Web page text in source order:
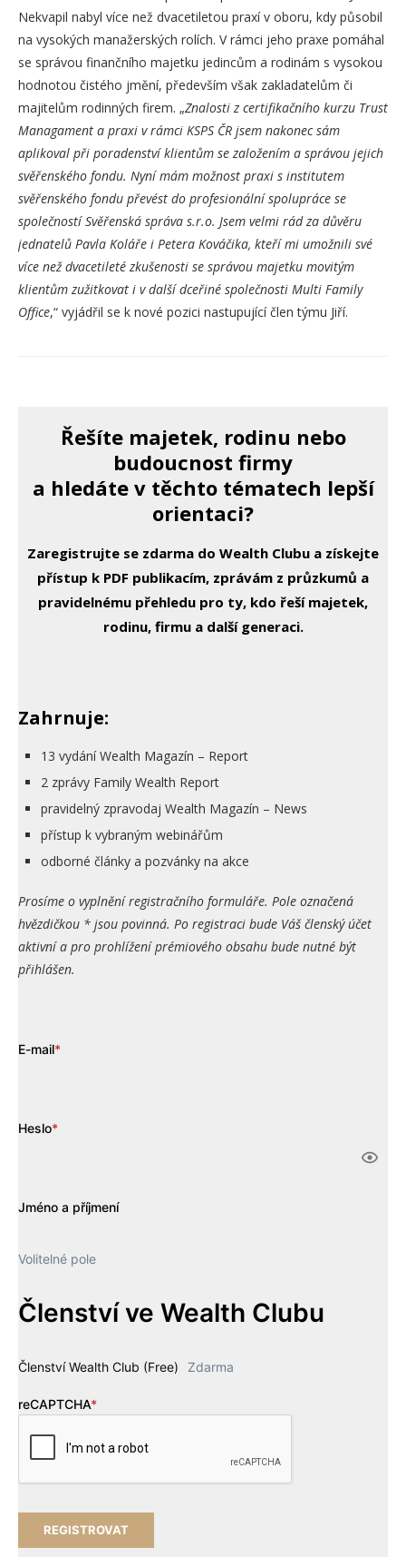
Nekvapil nabyl více než dvacetiletou praxí v oboru, kdy působil
na vysokých manažerských rolích. V rámci jeho praxe pomáhal
se správou finančního majetku jedincům a rodinám s vysokou
hodnotou čistého jmění, především však zakladatelům či
majitelům rodinných firem. „Znalosti z certifikačního kurzu Trust
Managament a praxi v rámci KSPS ČR jsem nakonec sám
aplikoval při poradenství klientům se založením a správou jejich
svěřenského fondu. Nyní mám možnost praxi s institutem
svěřenského fondu převést do profesionální spolupráce se
společností Svěřenská správa s.r.o. Jsem velmi rád za důvěru
jednatelů Pavla Koláře i Petera Kováčika, kteří mi umožnili své
více než dvacetileté zkušenosti se správou majetku movitým
klientům zužitkovat i v další dceřiné společnosti Multi Family
Office,“ vyjádřil se k nové pozici nastupující člen týmu Jiří.
Řešíte majetek, rodinu nebo
budoucnost firmy
a hledáte v těchto tématech lepší
orientaci?
Zaregistrujte se zdarma do Wealth Clubu a získejte
přístup k PDF publikacím, zprávám z průzkumů a
pravidelnému přehledu pro ty, kdo řeší majetek,
rodinu, firmu a další generaci.
Zahrnuje:
13 vydání Wealth Magazín – Report
2 zprávy Family Wealth Report
pravidelný zpravodaj Wealth Magazín – News
přístup k vybraným webinářům
odborné články a pozvánky na akce
Prosíme o vyplnění registračního formuláře. Pole označená
hvězdičkou * jsou povinná. Po registraci bude Váš členský účet
aktivní a pro prohlížení prémiového obsahu bude nutné být
přihlášen.
E-mail*
Heslo*
Jméno a příjmení
Volitelné pole
Členství ve Wealth Clubu
Členství Wealth Club (Free) Zdarma
reCAPTCHA*